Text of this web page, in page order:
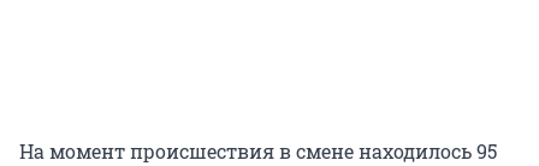
На момент происшествия в смене находилось 95